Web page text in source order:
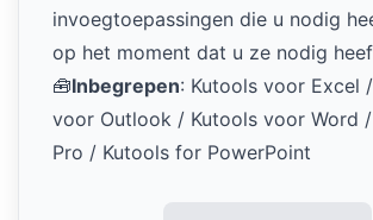
invoegtoepassingen die u nodig
op het moment dat u ze nodig
🧰Inbegrepen: Kutools voor Excel
voor Outlook / Kutools voor Word
Pro / Kutools for PowerPoint